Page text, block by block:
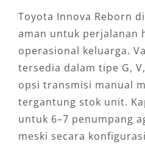
Toyota Innova Reborn
aman untuk perjalanan
operasional keluarga.
tersedia dalam tipe G,
opsi transmisi manual
tergantung stok unit.
untuk 6–7 penumpang
meski secara